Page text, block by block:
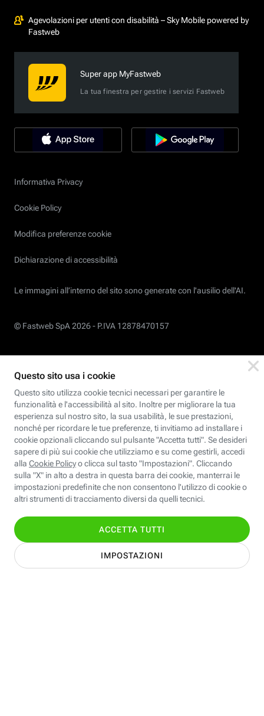
Agevolazioni per utenti con disabilità – Sky Mobile powered by
Fastweb
Super app MyFastweb
La tua finestra per gestire i servizi Fastweb
Informativa Privacy
Cookie Policy
Modifica preferenze cookie
Dichiarazione di accessibilità
Le immagini all’interno del sito sono generate con l'ausilio dell'AI.
© Fastweb SpA 2026 - P.IVA 12878470157